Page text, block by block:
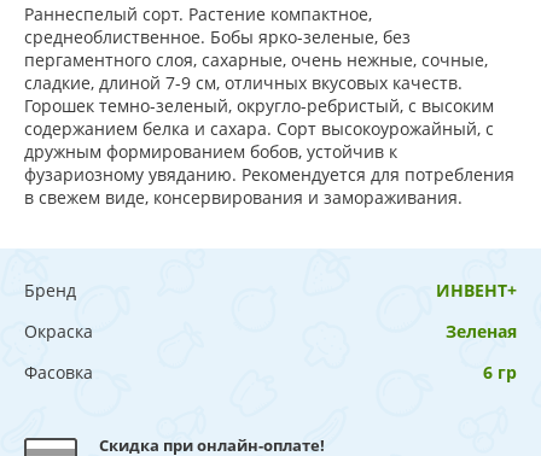
Раннеспелый сорт. Растение компактное,
среднеоблиственное. Бобы ярко-зеленые, без
пергаментного слоя, сахарные, очень нежные, сочные,
сладкие, длиной 7-9 см, отличных вкусовых качеств.
Горошек темно-зеленый, округло-ребристый, с высоким
содержанием белка и сахара. Сорт высокоурожайный, с
дружным формированием бобов, устойчив к
фузариозному увяданию. Рекомендуется для потребления
в свежем виде, консервирования и замораживания.
Бренд
ИНВЕНТ+
Окраска
Зеленая
Фасовка
6 гр
Скидка при онлайн-оплате!